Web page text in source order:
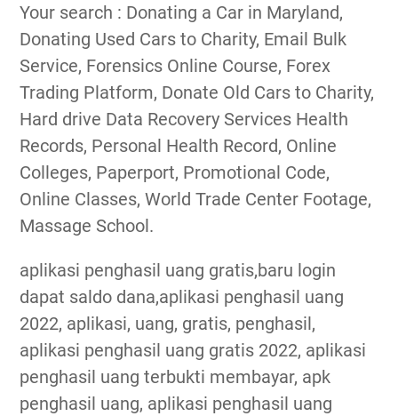
Your search : Donating a Car in Maryland,
Donating Used Cars to Charity, Email Bulk
Service, Forensics Online Course, Forex
Trading Platform, Donate Old Cars to Charity,
Hard drive Data Recovery Services Health
Records, Personal Health Record, Online
Colleges, Paperport, Promotional Code,
Online Classes, World Trade Center Footage,
Massage School.
aplikasi penghasil uang gratis,baru login
dapat saldo dana,aplikasi penghasil uang
2022, aplikasi, uang, gratis, penghasil,
aplikasi penghasil uang gratis 2022, aplikasi
penghasil uang terbukti membayar, apk
penghasil uang, aplikasi penghasil uang